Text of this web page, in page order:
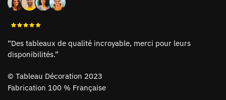
“Des tableaux de qualité incroyable, merci pour leurs
disponibilités.”
© Tableau Décoration 2023
Fabrication 100 % Française